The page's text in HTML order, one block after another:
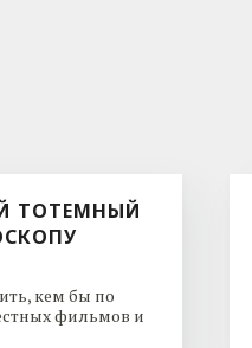
ТОТЕМНЫЙ
кем бы по
фильмов и